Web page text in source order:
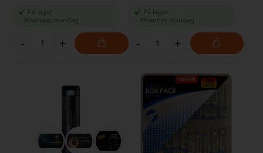
På lager
Afsendes mandag
- +
På lager
Afsendes mandag
- +